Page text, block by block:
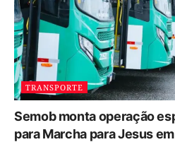
TRANSPORTE
Semob monta operação
para Marcha para Jesus